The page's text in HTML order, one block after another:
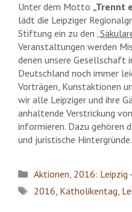
Unter dem Motto „Trennt
lädt die Leipziger
Stiftung ein zu den
Veranstaltungen werden
denen unsere Gesellschaft
Deutschland noch immer
Vorträgen, Kunstaktionen
wir alle Leipziger und ihre
anhaltende Verstrickung
informieren. Dazu gehören
und juristische
Kategorien
Aktionen, 2016: Leipzig
Schlagwörter
2016, Katholikentag,